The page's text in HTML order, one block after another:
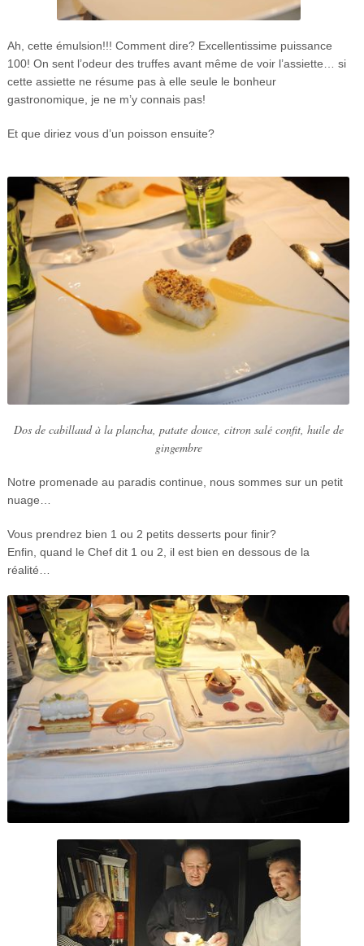
Ah, cette émulsion!!! Comment dire? Excellentissime puissance
100! On sent l’odeur des truffes avant même de voir l’assiette… si
cette assiette ne résume pas à elle seule le bonheur
gastronomique, je ne m’y connais pas!
Et que diriez vous d’un poisson ensuite?
Dos de cabillaud à la plancha, patate douce, citron salé confit, huile de
gingembre
Notre promenade au paradis continue, nous sommes sur un petit
nuage…
Vous prendrez bien 1 ou 2 petits desserts pour finir?
Enfin, quand le Chef dit 1 ou 2, il est bien en dessous de la
réalité…